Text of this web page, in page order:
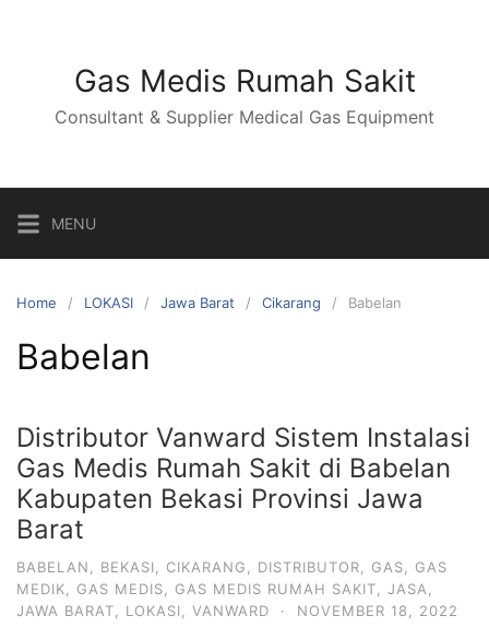
Gas Medis Rumah Sakit
Consultant & Supplier Medical Gas Equipment
MENU
Home LOKASI Jawa Barat Cikarang Babelan
Babelan
Distributor Vanward Sistem Instalasi
Gas Medis Rumah Sakit di Babelan
Kabupaten Bekasi Provinsi Jawa
Barat
BABELAN BEKASI CIKARANG DISTRIBUTOR GAS
GAS
MEDIK
GAS MEDIS GAS MEDIS RUMAH SAKIT JASA
JAWA BARAT
LOKASI VANWARD · NOVEMBER 18, 2022